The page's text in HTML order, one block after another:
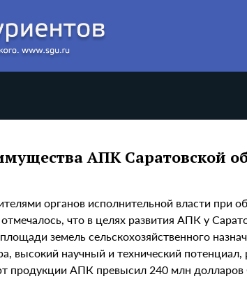
АПК Саратовской
органов исполнительной власти при
что в целях развития АПК у
земель сельскохозяйственного
высокий научный и технический
продукции АПК превысил 240 млн